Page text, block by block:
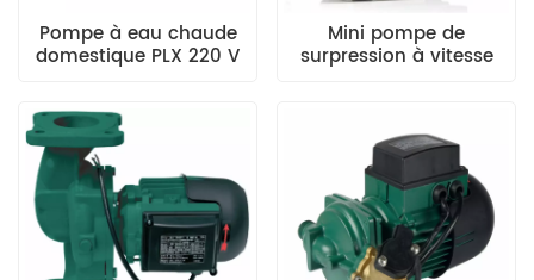
Pompe à eau chaude
domestique PLX 220 V
Mini pompe de
surpression à vitesse